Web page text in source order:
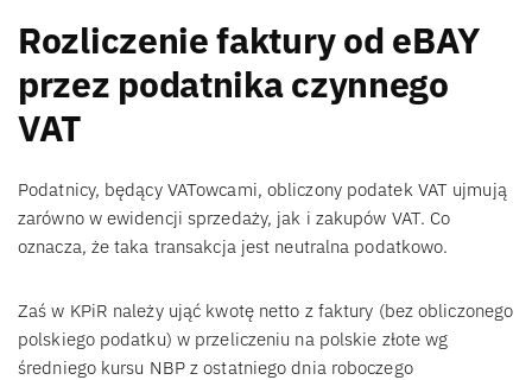
Rozliczenie faktury od eBAY
przez podatnika czynnego
VAT
Podatnicy, będący VATowcami, obliczony podatek VAT ujmują
zarówno w ewidencji sprzedaży, jak i zakupów VAT. Co
oznacza, że taka transakcja jest neutralna podatkowo.
Zaś w KPiR należy ująć kwotę netto z faktury (bez obliczonego
polskiego podatku) w przeliczeniu na polskie złote wg
średniego kursu NBP z ostatniego dnia roboczego